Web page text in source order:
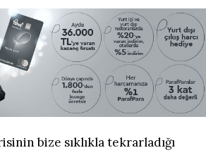
bize sıklıkla tekrarladığı